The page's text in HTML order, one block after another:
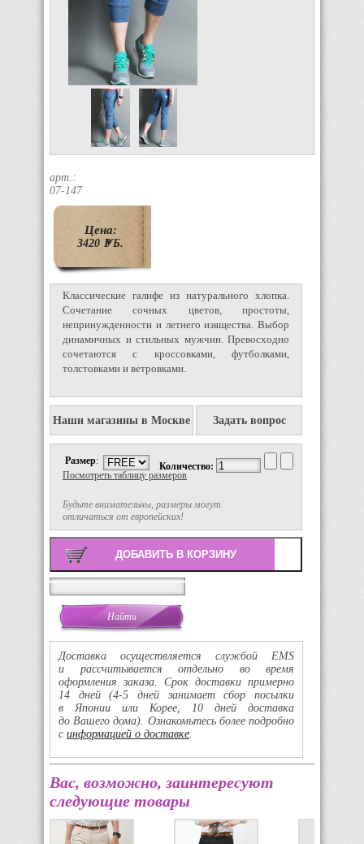
арт.:
07-147
Цена:
3420 P
УБ.
Классические галифе из натурального хлопка.
Сочетание сочных цветов, простоты,
непринужденности и летнего изящества. Выбор
динамичных и стильных мужчин. Превосходно
сочетаются с кроссовками, футболками,
толстовками и ветровками.
Наши магазины в Москве Задать вопрос
Размер:
Будьте внимательны, размеры могут
отличаться от европейских!
Посмотреть таблицу размеров
Количество:
Поиск
Доставка осуществляется службой EMS
и рассчитывается отдельно во время
оформления заказа. Срок доставки примерно
14 дней(4-5 дней занимает сбор посылки
в Японии или Корее, 10 дней доставка
до Вашего дома). Ознакомьтесь более подробно
с информацией о доставке
Вас, возможно, заинтересуют
следующие товары